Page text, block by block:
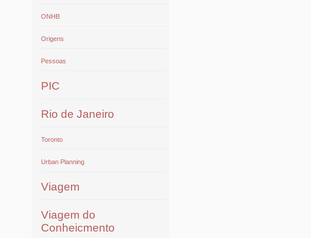
ONHB
Origens
Pessoas
PIC
Rio de Janeiro
Toronto
Urban Planning
Viagem
Viagem do
Conheicmento